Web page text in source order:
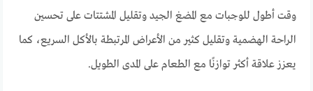
وقت أطول للوجبات مع المضغ الجيد وتقليل المشتتات على تحسين
الراحة الهضمية وتقليل كثير من الأعراض المرتبطة بالأكل السريع، كما
يعزز علاقة أكثر توازنًا مع الطعام على المدى الطويل.